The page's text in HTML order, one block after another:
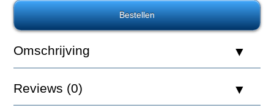
Coral
E
10ml
Versnelt
de
groei
Omschrijving
Reviews (0)